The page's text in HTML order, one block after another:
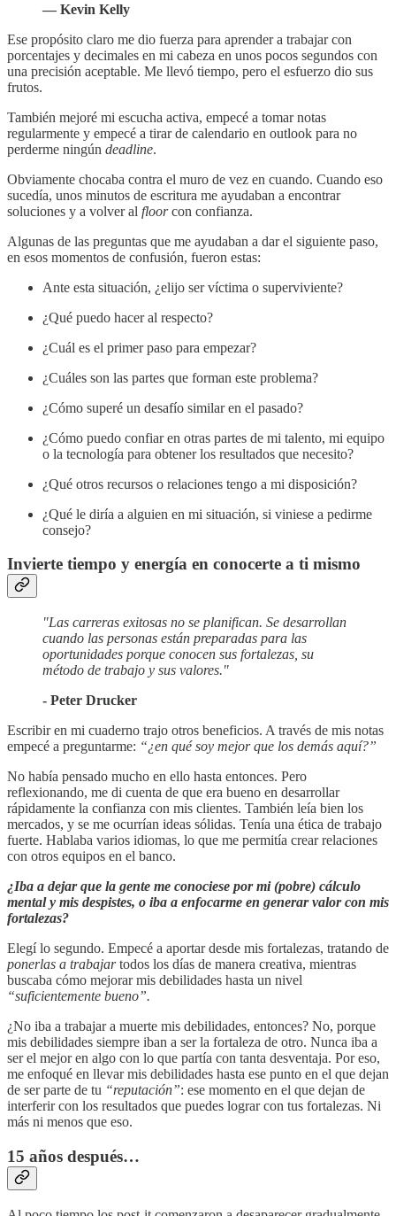
— Kevin Kelly
Ese propósito claro me dio fuerza para aprender a trabajar con
porcentajes y decimales en mi cabeza en unos pocos segundos con
una precisión aceptable. Me llevó tiempo, pero el esfuerzo dio sus
frutos.
También mejoré mi escucha activa, empecé a tomar notas
regularmente y empecé a tirar de calendario en outlook para no
perderme ningún deadline.
Obviamente chocaba contra el muro de vez en cuando. Cuando eso
sucedía, unos minutos de escritura me ayudaban a encontrar
soluciones y a volver al floorcon confianza.
Algunas de las preguntas que me ayudaban a dar el siguiente paso,
en esos momentos de confusión, fueron estas:
Ante esta situación, ¿elijo ser víctima o superviviente?
¿Qué puedo hacer al respecto?
¿Cuál es el primer paso para empezar?
¿Cuáles son las partes que forman este problema?
¿Cómo superé un desafío similar en el pasado?
¿Cómo puedo confiar en otras partes de mi talento, mi equipo
o la tecnología para obtener los resultados que necesito?
¿Qué otros recursos o relaciones tengo a mi disposición?
¿Qué le diría a alguien en mi situación, si viniese a pedirme
consejo?
Invierte tiempo y energía en conocerte a ti mismo
"Las carreras exitosas no se planifican. Se desarrollan
cuando las personas están preparadas para las
oportunidades porque conocen sus fortalezas, su
método de trabajo y sus valores."
- Peter Drucker
Escribir en mi cuaderno trajo otros beneficios. A través de mis notas
empecé a preguntarme: “¿en qué soy mejor que los demás aquí?”
No había pensado mucho en ello hasta entonces. Pero
reflexionando, me di cuenta de que era bueno en desarrollar
rápidamente la confianza con mis clientes. También leía bien los
mercados, y se me ocurrían ideas sólidas. Tenía una ética de trabajo
fuerte. Hablaba varios idiomas, lo que me permitía crear relaciones
con otros equipos en el banco.
¿Iba a dejar que la gente me conociese por mi (pobre) cálculo
mental y mis despistes, o iba a enfocarme en generar valor con mis
fortalezas?
Elegí lo segundo. Empecé a aportar desde mis fortalezas, tratando de
ponerlas a trabajartodos los días de manera creativa, mientras
buscaba cómo mejorar mis debilidades hasta un nivel
“suficientemente bueno”.
¿No iba a trabajar a muerte mis debilidades, entonces? No, porque
mis debilidades siempre iban a ser la fortaleza de otro. Nunca iba a
ser el mejor en algo con lo que partía con tanta desventaja. Por eso,
me enfoqué en llevar mis debilidades hasta ese punto en el que dejan
de ser parte de tu “reputación”: ese momento en el que dejan de
interferir con los resultados que puedes lograr con tus fortalezas. Ni
más ni menos que eso.
15 años después…